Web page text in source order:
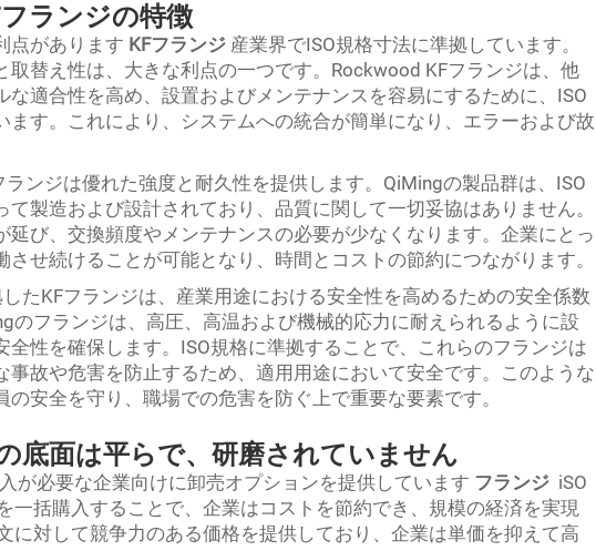
ランジの特徴
点があります KFフランジ 産業界でISO規格寸法に準拠しています。
取替え性は、大きな利点の一つです。Rockwood KFフランジは、他
な適合性を高め、設置およびメンテナンスを容易にするために、ISO
ます。これにより、システムへの統合が簡単になり、エラーおよび故
ランジは優れた強度と耐久性を提供します。QiMingの製品群は、ISO
製造および設計されており、品質に関して一切妥協はありません。
延び、交換頻度やメンテナンスの必要が少なくなります。企業にとっ
せ続けることが可能となり、時間とコストの節約につながります。
たKFフランジは、産業用途における安全性を高めるための安全係数
のフランジは、高圧、高温および機械的応力に耐えられるように設
全性を確保します。ISO規格に準拠することで、これらのフランジは
事故や危害を防止するため、適用用途において安全です。このような
安全を守り、職場での危害を防ぐ上で重要な要素です。
底面は平らで、研磨されていません
が必要な企業向けに卸売オプションを提供しています フランジ iSO
一括購入することで、企業はコストを節約でき、規模の経済を実現
に対して競争力のある価格を提供しており、企業は単価を抑えて高